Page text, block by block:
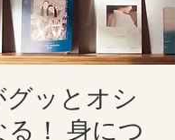
グッとオシ
る！ 身につ